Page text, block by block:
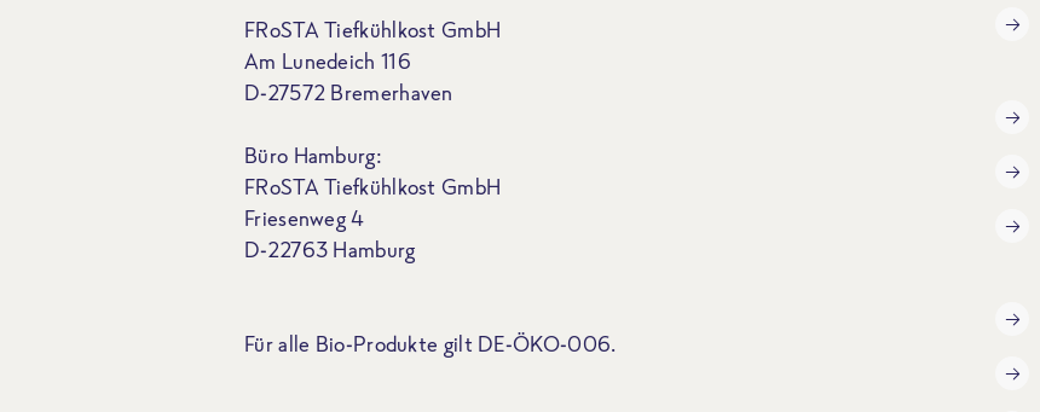
FRoSTA Tiefkühlkost GmbH
Am Lunedeich 116
D-27572 Bremerhaven
Büro Hamburg:
FRoSTA Tiefkühlkost GmbH
Friesenweg 4
D-22763 Hamburg
Für alle Bio-Produkte gilt DE-ÖKO-006.